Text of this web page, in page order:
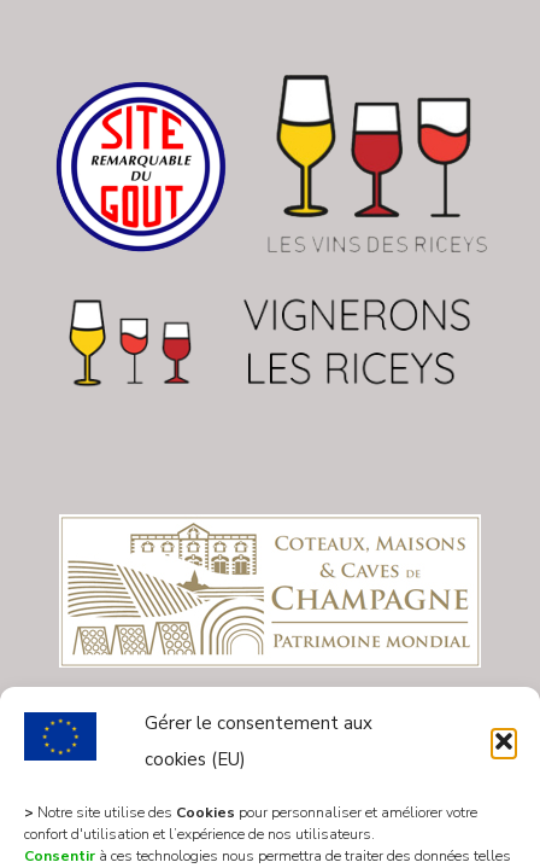
Gérer le consentement aux
cookies (EU)
> Notre site utilise des Cookies pour personnaliser et améliorer votre
confort d'utilisation et l’expérience de nos utilisateurs.
Consentir à ces technologies nous permettra de traiter des données telles